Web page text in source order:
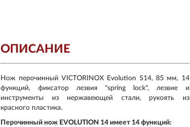
ОПИСАНИЕ
Нож перочинный VICTORINOX Evolution S14, 85 мм, 14
функций, фиксатор лезвия "spring lock", лезвие и
инструменты из нержавеющей стали, рукоять из
красного пластика.
Перочинный нож EVOLUTION 14 имеет 14 функций: